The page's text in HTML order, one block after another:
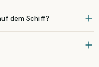
dem Schiff?